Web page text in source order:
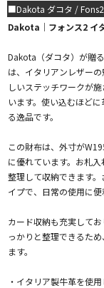
■Dakota ダコタ / Fons2
Dakota｜フォンス2 イ
Dakota（ダコタ）が贈
は、イタリアンレザー
しいステッチワークが
います。使い込むほど
る逸品です。
この財布は、外寸が
に優れています。お札
整理して収納できます
イプで、日常の使用に便
カード収納も充実して
っかりと整理できるた
ます。
・イタリア製牛革を使